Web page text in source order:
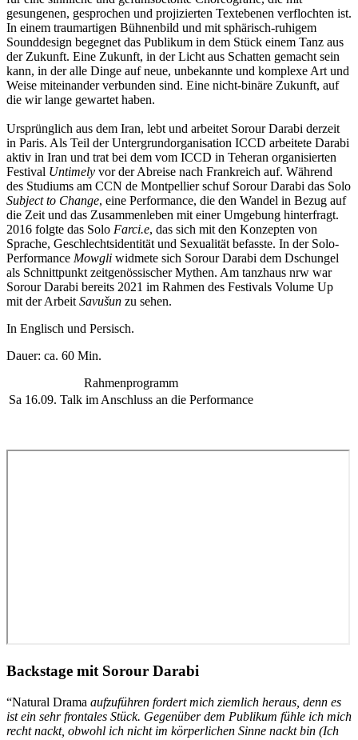
gesungenen, gesprochen und projizierten Textebenen verflochten ist.
In einem traumartigen Bühnenbild und mit sphärisch-ruhigem
Sounddesign begegnet das Publikum in dem Stück einem Tanz aus
der Zukunft. Eine Zukunft, in der Licht aus Schatten gemacht sein
kann, in der alle Dinge auf neue, unbekannte und komplexe Art und
Weise miteinander verbunden sind. Eine nicht-binäre Zukunft, auf
die wir lange gewartet haben.
Ursprünglich aus dem Iran, lebt und arbeitet Sorour Darabi derzeit
in Paris. Als Teil der Untergrundorganisation ICCD arbeitete Darabi
aktiv in Iran und trat bei dem vom ICCD in Teheran organisierten
Festival Untimely vor der Abreise nach Frankreich auf. Während
des Studiums am CCN de Montpellier schuf Sorour Darabi das Solo
Subject to Change, eine Performance, die den Wandel in Bezug auf
die Zeit und das Zusammenleben mit einer Umgebung hinterfragt.
2016 folgte das Solo Farci.e, das sich mit den Konzepten von
Sprache, Geschlechtsidentität und Sexualität befasste. In der Solo-
Performance Mowgli widmete sich Sorour Darabi dem Dschungel
als Schnittpunkt zeitgenössischer Mythen. Am tanzhaus nrw war
Sorour Darabi bereits 2021 im Rahmen des Festivals Volume Up
mit der Arbeit Savušun zu sehen.
In Englisch und Persisch.
Dauer: ca. 60 Min.
Rahmenprogramm
Sa 16.09. Talk im Anschluss an die Performance
Backstage mit Sorour Darabi
“Natural Drama aufzuführen fordert mich ziemlich heraus, denn es
ist ein sehr frontales Stück. Gegenüber dem Publikum fühle ich mich
recht nackt, obwohl ich nicht im körperlichen Sinne nackt bin (Ich